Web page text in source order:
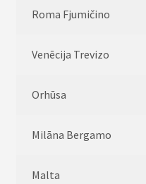
Roma Fjumičino
Venēcija Trevizo
Orhūsa
Milāna Bergamo
Malta